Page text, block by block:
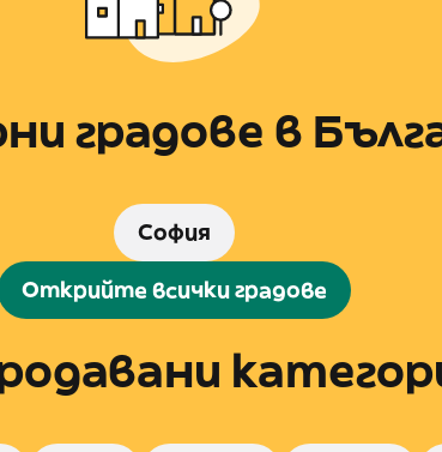
градове в
София
Открийте всички градове